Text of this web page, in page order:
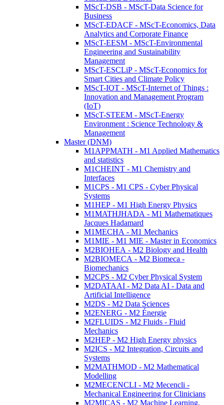
MScT-DSB - MScT-Data Science for
Business
MScT-EDACF - MScT-Economics, Data
Analytics and Corporate Finance
MScT-EESM - MScT-Environmental
Engineering and Sustainability
Management
MScT-ESCLiP - MScT-Economics for
Smart Cities and Climate Policy
MScT-IOT - MScT-Internet of Things :
Innovation and Management Program
(IoT)
MScT-STEEM - MScT-Energy
Environment : Science Technology &
Management
Master (DNM)
M1APPMATH - M1 Applied Mathematics
and statistics
M1CHEINT - M1 Chemistry and
Interfaces
M1CPS - M1 CPS - Cyber Physical
Systems
M1HEP - M1 High Energy Physics
M1MATHJHADA - M1 Mathematiques
Jacques Hadamard
M1MECHA - M1 Mechanics
M1MIE - M1 MIE - Master in Economics
M2BIOHEA - M2 Biology and Health
M2BIOMECA - M2 Biomeca -
Biomechanics
M2CPS - M2 Cyber Physical System
M2DATAAI - M2 Data AI - Data and
Artificial Intelligence
M2DS - M2 Data Sciences
M2ENERG - M2 Énergie
M2FLUIDS - M2 Fluids - Fluid
Mechanics
M2HEP - M2 High Energy physics
M2ICS - M2 Integration, Circuits and
Systems
M2MATHMOD - M2 Mathematical
Modelling
M2MECENCLI - M2 Mecencli -
Mechanical Engineering for Clinicians
M2MICAS - M2 Machine Learning,